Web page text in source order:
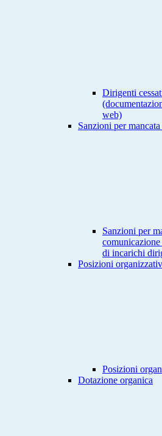
Dirigenti
web)
Sanzioni per
Sanzioni per
di incarichi
Posizioni
Posizioni
Dotazione organica